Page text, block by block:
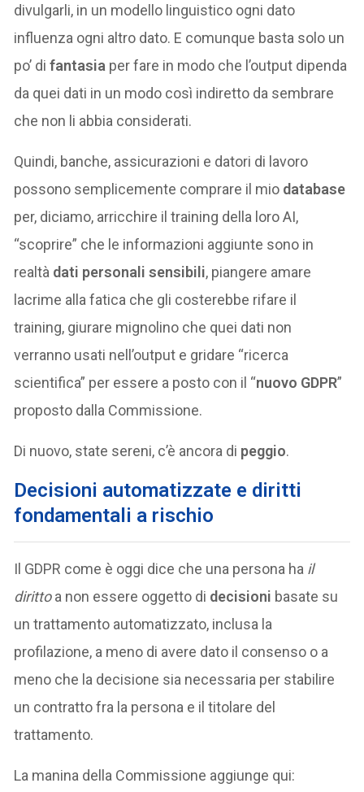
divulgarli, in un modello linguistico ogni dato
influenza ogni altro dato. E comunque basta solo un
po’ difantasia per fare in modo che l’output dipenda
da quei dati in un modo così indiretto da sembrare
che non li abbia considerati.
Quindi, banche, assicurazioni e datori di lavoro
possono semplicemente comprare il mio database
per, diciamo, arricchire il training della loro AI,
“scoprire” che le informazioni aggiunte sono in
realtà dati personali sensibili, piangere amare
lacrime alla fatica che gli costerebbe rifare il
training, giurare mignolino che quei dati non
verranno usati nell’output e gridare “ricerca
scientifica” per essere a posto con il “nuovo GDPR”
proposto dalla Commissione.
Di nuovo, state sereni, c’è ancora di peggio.
Decisioni automatizzate e diritti
fondamentali a rischio
Il GDPR come è oggi dice che una persona ha il
dirittoa non essere oggetto di decisioni basate su
un trattamento automatizzato, inclusa la
profilazione, a meno di avere dato il consenso o a
meno che la decisione sia necessaria per stabilire
un contratto fra la persona e il titolare del
trattamento.
La manina della Commissione aggiunge qui: